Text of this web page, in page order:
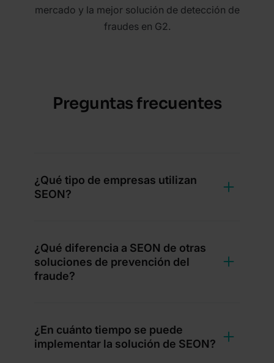
mercado y la mejor solución de detección de
fraudes en G2.
Preguntas frecuentes
¿Qué tipo de empresas utilizan
SEON?
¿Qué diferencia a SEON de otras
soluciones de prevención del
fraude?
¿En cuánto tiempo se puede
implementar la solución de SEON?